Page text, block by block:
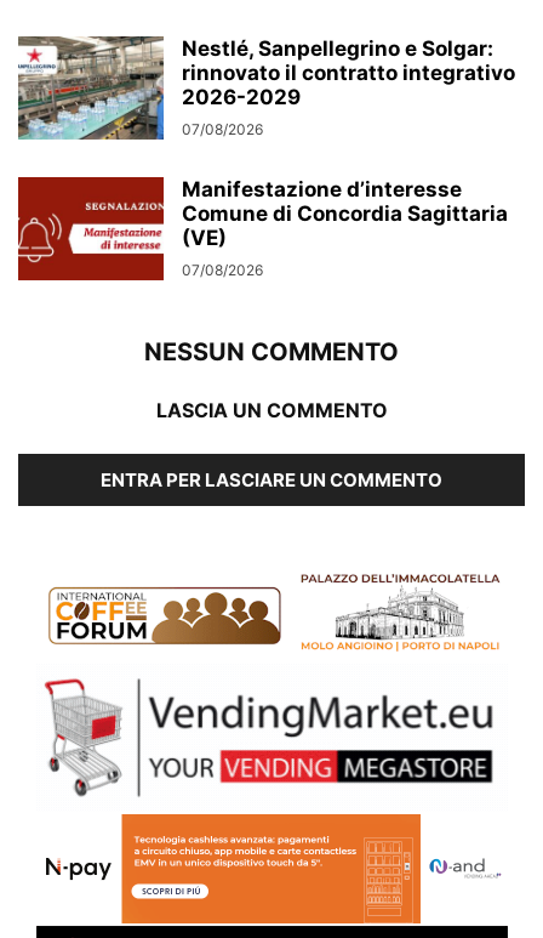
Nestlé, Sanpellegrino e Solgar:
rinnovato il contratto integrativo
2026-2029
07/08/2026
Manifestazione d’interesse
Comune di Concordia Sagittaria
(VE)
07/08/2026
NESSUN COMMENTO
LASCIA UN COMMENTO
ENTRA PER LASCIARE UN COMMENTO